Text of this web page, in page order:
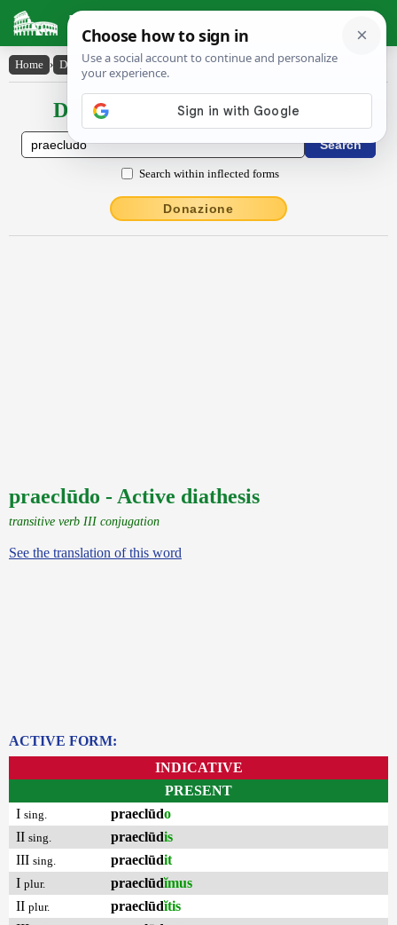
Latin Dictionary
Home › Declensions / Conjugations › praeclūdo
Declensions / Conjugations latin
Search within inflected forms
Donazione
praeclūdo - Active diathesis
transitive verb III conjugation
See the translation of this word
ACTIVE FORM:
INDICATIVE
PRESENT
I sing. praeclūdo
II sing. praeclūdis
III sing. praeclūdit
I plur. praeclūdĭmus
II plur. praeclūdĭtis